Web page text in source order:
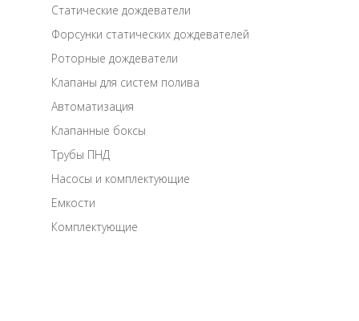
Статические дождеватели
Форсунки статических дождевателей
Роторные дождеватели
Клапаны для систем полива
Автоматизация
Клапанные боксы
Трубы ПНД
Насосы и комплектующие
Емкости
Комплектующие